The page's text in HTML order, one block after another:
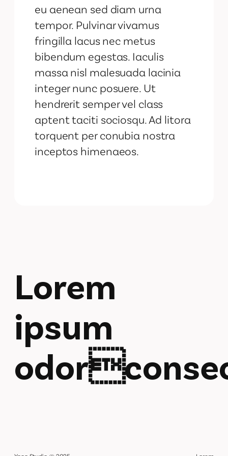
eu aenean sed diam urna
tempor. Pulvinar vivamus
fringilla lacus nec metus
bibendum egestas. Iaculis
massa nisl malesuada lacinia
integer nunc posuere. Ut
hendrerit semper vel class
aptent taciti sociosqu. Ad litora
torquent per conubia nostra
inceptos himenaeos.
Lorem
ipsum